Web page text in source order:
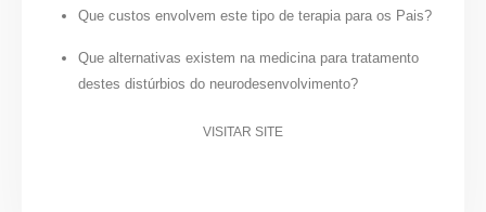
Que custos envolvem este tipo de terapia para os Pais?
Que alternativas existem na medicina para tratamento
destes distúrbios do neurodesenvolvimento?
VISITAR SITE